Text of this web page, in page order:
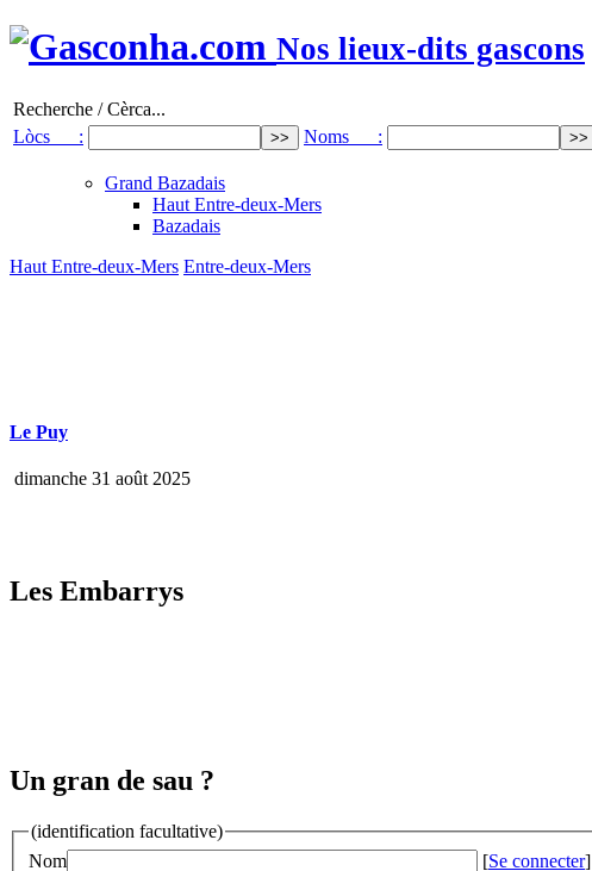
Nos lieux-dits gascons
Recherche / Cèrca...
Lòcs :
Noms :
Grand Bazadais
Haut Entre-deux-Mers
Bazadais
Haut Entre-deux-Mers Entre-deux-Mers
Le Puy
dimanche 31 août 2025
Les Embarrys
Un gran de sau ?
(identification facultative)
Nom
[Se connecter]